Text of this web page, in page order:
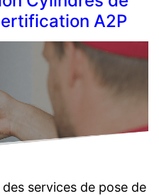
A2P
services de pose de